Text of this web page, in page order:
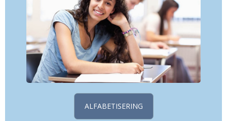
ALFABETISERING